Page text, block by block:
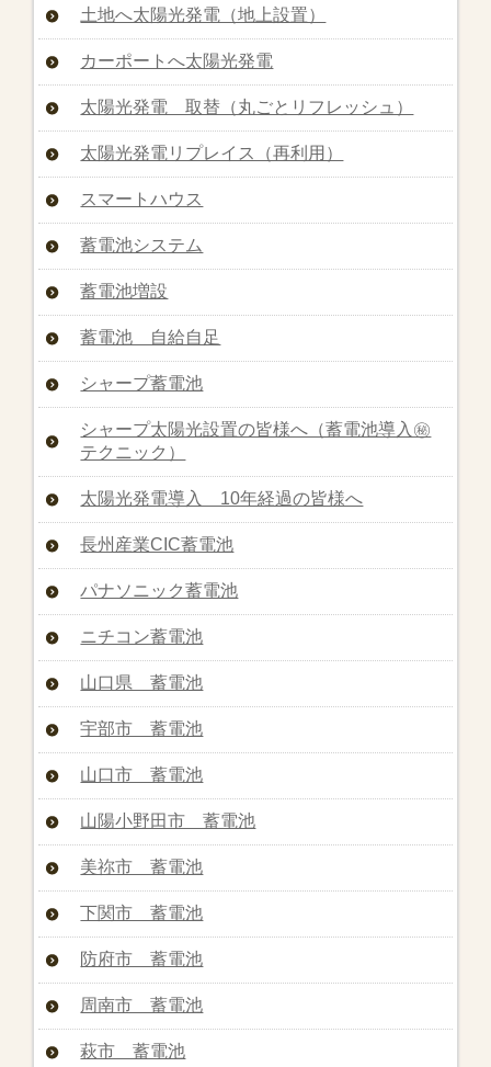
土地へ太陽光発電（地上設置）
カーポートへ太陽光発電
太陽光発電 取替（丸ごとリフレッシュ）
太陽光発電リプレイス（再利用）
スマートハウス
蓄電池システム
蓄電池増設
蓄電池 自給自足
シャープ蓄電池
シャープ太陽光設置の皆様へ（蓄電池導入㊙︎
テクニック）
太陽光発電導入 10年経過の皆様へ
長州産業CIC蓄電池
パナソニック蓄電池
ニチコン蓄電池
山口県 蓄電池
宇部市 蓄電池
山口市 蓄電池
山陽小野田市 蓄電池
美祢市 蓄電池
下関市 蓄電池
防府市 蓄電池
周南市 蓄電池
萩市 蓄電池